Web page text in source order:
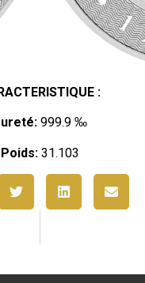
:
999.9 ‰
Poids:31.103